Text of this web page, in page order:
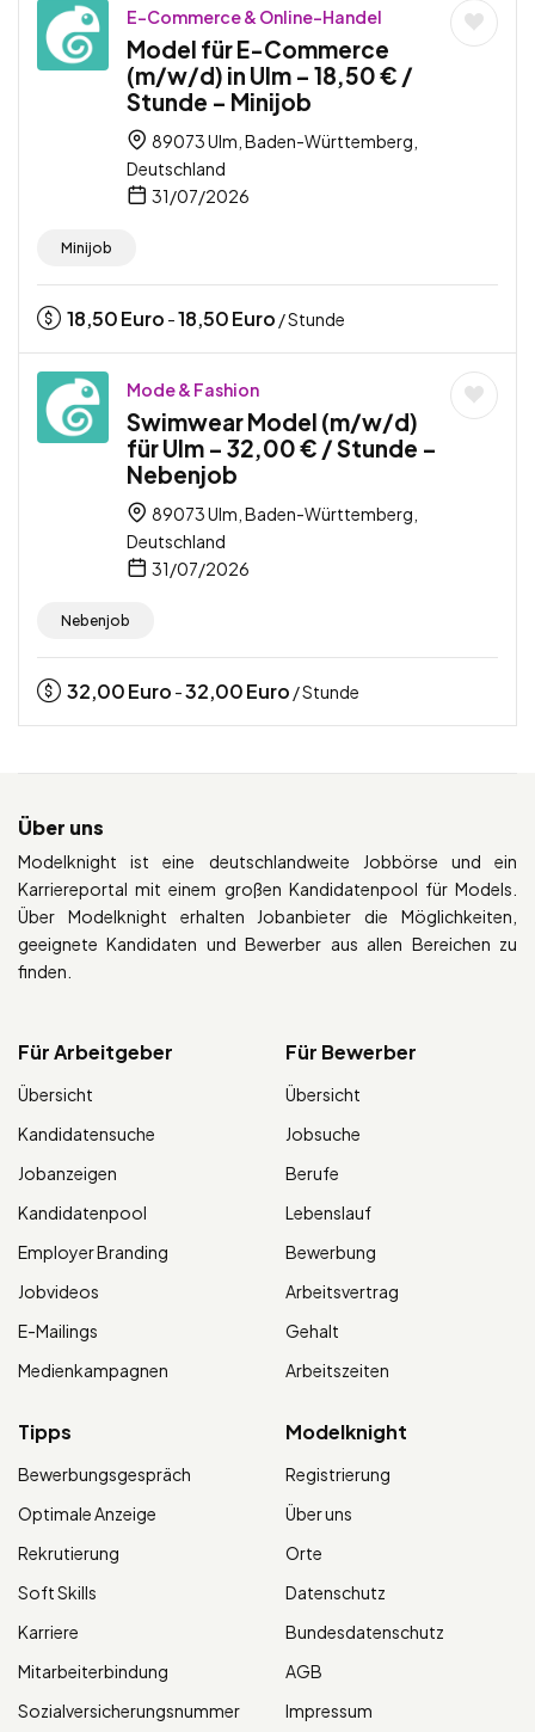
E-Commerce & Online-Handel
Model für E-Commerce
(m/w/d) in Ulm – 18,50 € /
Stunde – Minijob
89073 Ulm, Baden-Württemberg,
Deutschland
31/07/2026
Minijob
18,50Euro -18,50Euro / Stunde
Mode & Fashion
Swimwear Model (m/w/d)
für Ulm – 32,00 € / Stunde –
Nebenjob
89073 Ulm, Baden-Württemberg,
Deutschland
31/07/2026
Nebenjob
32,00Euro -32,00Euro / Stunde
Über uns
Modelknight ist eine deutschlandweite Jobbörse und ein
Karriereportal mit einem großen Kandidatenpool für Models.
Über Modelknight erhalten Jobanbieter die Möglichkeiten,
geeignete Kandidaten und Bewerber aus allen Bereichen zu
finden.
Für Arbeitgeber
Übersicht
Kandidatensuche
Jobanzeigen
Kandidatenpool
Employer Branding
Jobvideos
E-Mailings
Medienkampagnen
Für Bewerber
Übersicht
Jobsuche
Berufe
Lebenslauf
Bewerbung
Arbeitsvertrag
Gehalt
Arbeitszeiten
Tipps
Bewerbungsgespräch
Optimale Anzeige
Rekrutierung
Soft Skills
Karriere
Mitarbeiterbindung
Sozialversicherungsnummer
Modelknight
Registrierung
Über uns
Orte
Datenschutz
Bundesdatenschutz
AGB
Impressum